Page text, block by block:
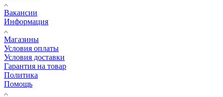
Вакансии
Информация
Магазины
Условия оплаты
Условия доставки
Гарантия на товар
Политика
Помощь